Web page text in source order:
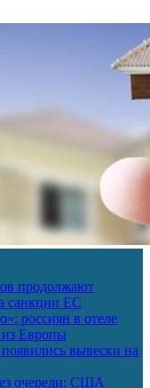
продолжают
санкции ЕС
россиян в отеле
из Европы
вывески на
очереди: США